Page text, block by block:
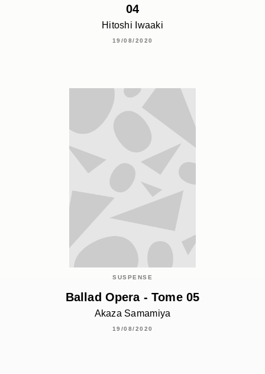
04
Hitoshi Iwaaki
19/08/2020
SUSPENSE
Ballad Opera - Tome 05
Akaza Samamiya
19/08/2020